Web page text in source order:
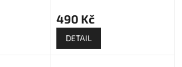
490 Kč
DETAIL